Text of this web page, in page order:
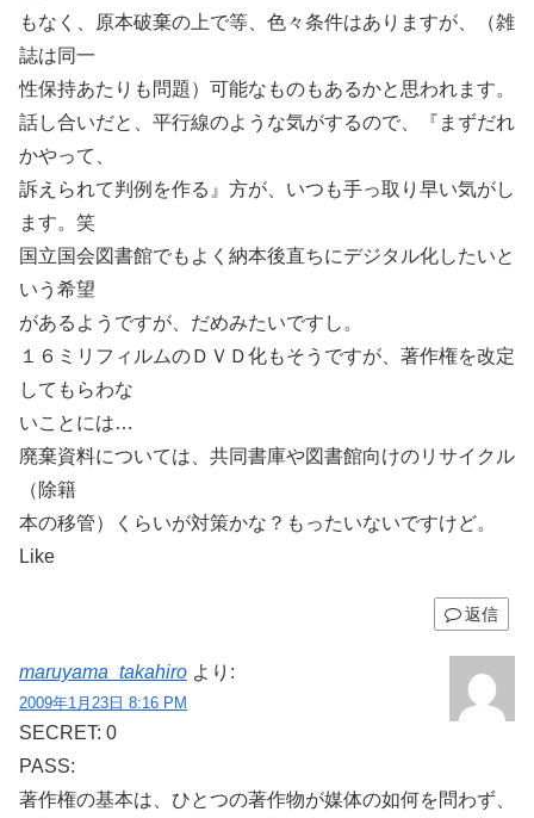
もなく、原本破棄の上で等、色々条件はありますが、（雑
誌は同一
性保持あたりも問題）可能なものもあるかと思われます。
話し合いだと、平行線のような気がするので、『まずだれ
かやって、
訴えられて判例を作る』方が、いつも手っ取り早い気がし
ます。笑
国立国会図書館でもよく納本後直ちにデジタル化したいと
いう希望
があるようですが、だめみたいですし。
１６ミリフィルムのＤＶＤ化もそうですが、著作権を改定
してもらわな
いことには…
廃棄資料については、共同書庫や図書館向けのリサイクル
（除籍
本の移管）くらいが対策かな？もったいないですけど。
Like
返信
maruyama_takahiro より:
2009年1月23日 8:16 PM
SECRET: 0
PASS:
著作権の基本は、ひとつの著作物が媒体の如何を問わず、